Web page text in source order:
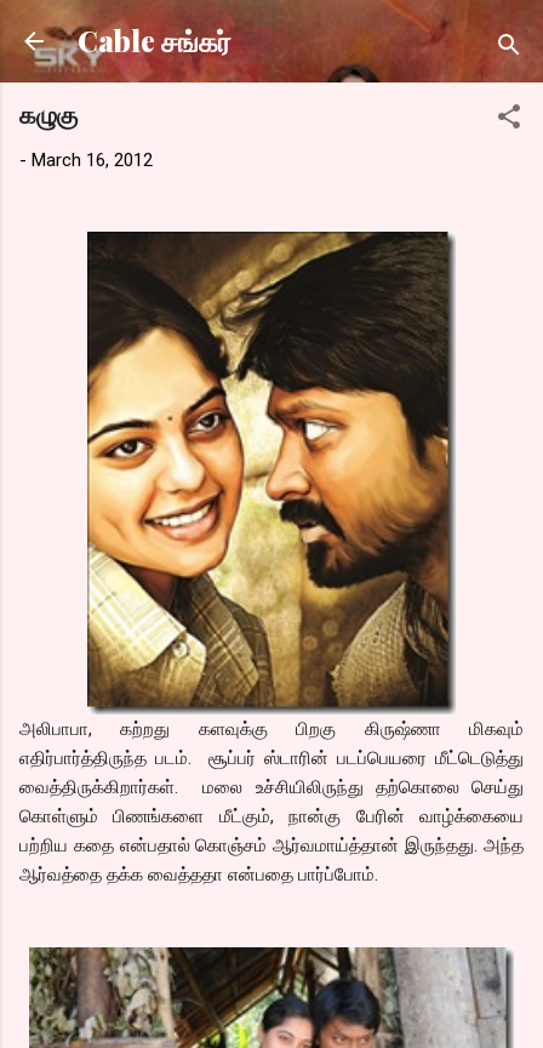
Skip to main content
Cable சங்கர்
கழுகு
- March 16, 2012
அலிபாபா, கற்றது களவுக்கு பிறகு கிருஷ்ணா மிகவும்
எதிர்பார்த்திருந்த படம். சூப்பர் ஸ்டாரின் படப்பெயரை மீட்டெடுத்து
வைத்திருக்கிறார்கள். மலை உச்சியிலிருந்து தற்கொலை செய்து
கொள்ளும் பிணங்களை மீட்கும், நான்கு பேரின் வாழ்க்கையை
பற்றிய கதை என்பதால் கொஞ்சம் ஆர்வமாய்த்தான் இருந்தது. அந்த
ஆர்வத்தை தக்க வைத்ததா என்பதை பார்ப்போம்.